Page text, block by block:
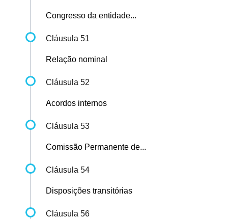
Congresso da entidade...
Cláusula 51
Relação nominal
Cláusula 52
Acordos internos
Cláusula 53
Comissão Permanente de...
Cláusula 54
Disposições transitórias
Cláusula 56